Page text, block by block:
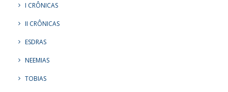
I CRÔNICAS
II CRÔNICAS
ESDRAS
NEEMIAS
TOBIAS